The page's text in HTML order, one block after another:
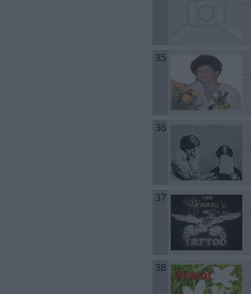
35
36
37
38